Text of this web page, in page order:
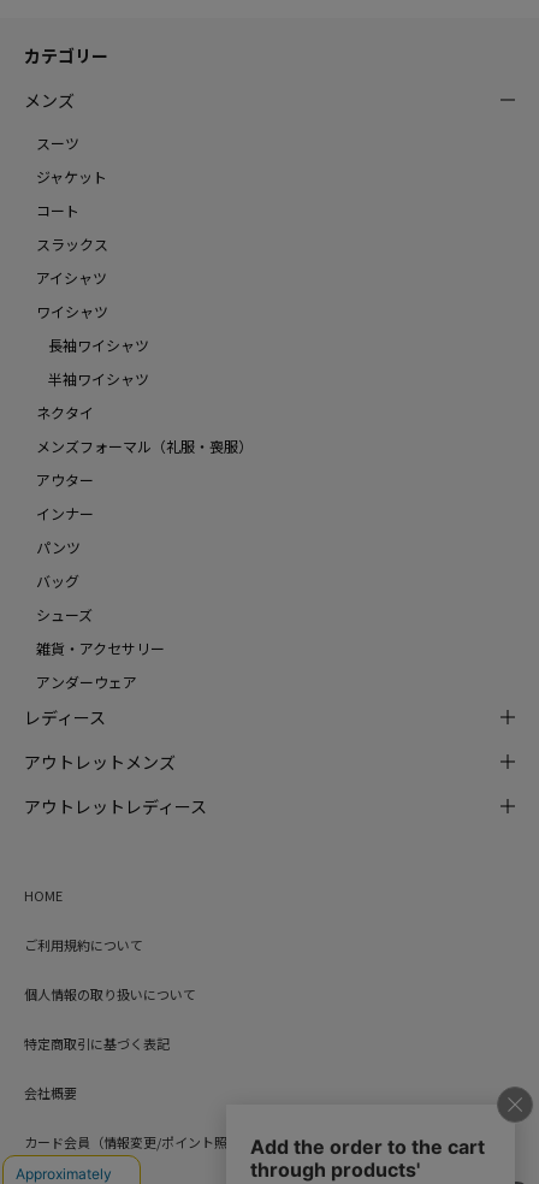
カテゴリー
メンズ
スーツ
ジャケット
コート
スラックス
アイシャツ
ワイシャツ
長袖ワイシャツ
半袖ワイシャツ
ネクタイ
メンズフォーマル（礼服・喪服）
アウター
インナー
パンツ
バッグ
シューズ
雑貨・アクセサリー
アンダーウェア
レディース
アウトレットメンズ
アウトレットレディース
HOME
ご利用規約について
個人情報の取り扱いについて
特定商取引に基づく表記
会社概要
カード会員（情報変更/ポイント照会）